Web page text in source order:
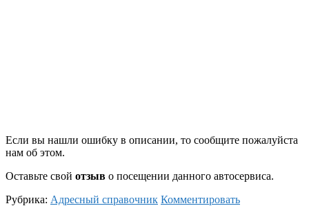
Если вы нашли ошибку в описании, то сообщите пожалуйста
нам об этом.
Оставьте свой отзыв о посещении данного автосервиса.
Рубрика: Адресный справочник Комментировать